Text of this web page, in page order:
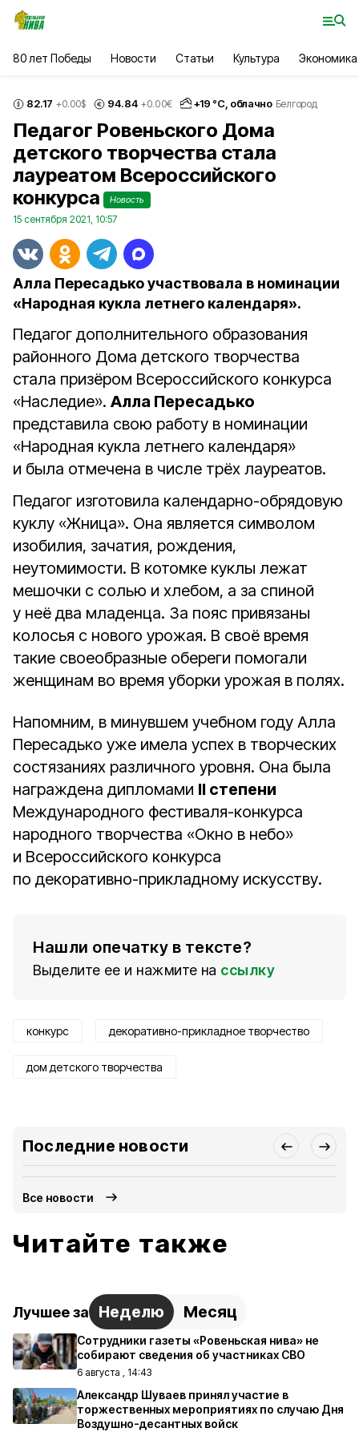
80 лет Победы Новости Статьи Культура Экономика
82.17 +0.00$ 94.84 +0.00€ +19 °С, облачно Белгород
Педагог Ровеньского Дома
детского творчества стала
лауреатом Всероссийского
конкурса
Новость
15 сентября 2021, 10:57
Алла Пересадько участвовала в номинации
«Народная кукла летнего календаря».
Педагог дополнительного образования
районного Дома детского творчества
стала призёром Всероссийского конкурса
«Наследие». Алла Пересадько
представила свою работу в номинации
«Народная кукла летнего календаря»
и была отмечена в числе трёх лауреатов.
Педагог изготовила календарно-обрядовую
куклу «Жница». Она является символом
изобилия, зачатия, рождения,
неутомимости. В котомке куклы лежат
мешочки с солью и хлебом, а за спиной
у неё два младенца. За пояс привязаны
колосья с нового урожая. В своё время
такие своеобразные обереги помогали
женщинам во время уборки урожая в полях.
Напомним, в минувшем учебном году Алла
Пересадько уже имела успех в творческих
состязаниях различного уровня. Она была
награждена дипломами II степени
Международного фестиваля-конкурса
народного творчества «Окно в небо»
и Всероссийского конкурса
по декоративно-прикладному искусству.
Нашли опечатку в тексте?
Выделите ее и нажмите на ссылку
конкурс декоративно-прикладное творчество
дом детского творчества
Последние новости
Все новости
Читайте также
Лучшее за Неделю Месяц
Сотрудники газеты «Ровеньская нива» не
собирают сведения об участниках СВО
6 августа , 14:43
Александр Шуваев принял участие в
торжественных мероприятиях по случаю Дня
Воздушно-десантных войск